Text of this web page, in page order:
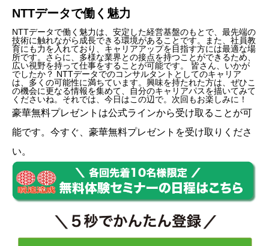
NTTデータで働く魅力
NTTデータで働く魅力は、安定した経営基盤のもとで、最先端の
技術に触れながら成長できる環境があることです。また、社員教
育にも力を入れており、キャリアアップを目指す方には最適な場
所です。さらに、多様な業界との接点を持つことができるため、
広い視野を持って仕事をすることが可能です。 皆さん、いかが
でしたか？ NTTデータでのコンサルタントとしてのキャリア
は、多くの可能性に満ちています。興味を持たれた方は、ぜひこ
の機会に更なる情報を集めて、自分のキャリアパスを描いてみて
くださいね。それでは、今日はこの辺で。次回もお楽しみに！
豪華無料プレゼントは公式ラインから受け取ることが可
能です。今すぐ、豪華無料プレゼントを受け取りくださ
い。